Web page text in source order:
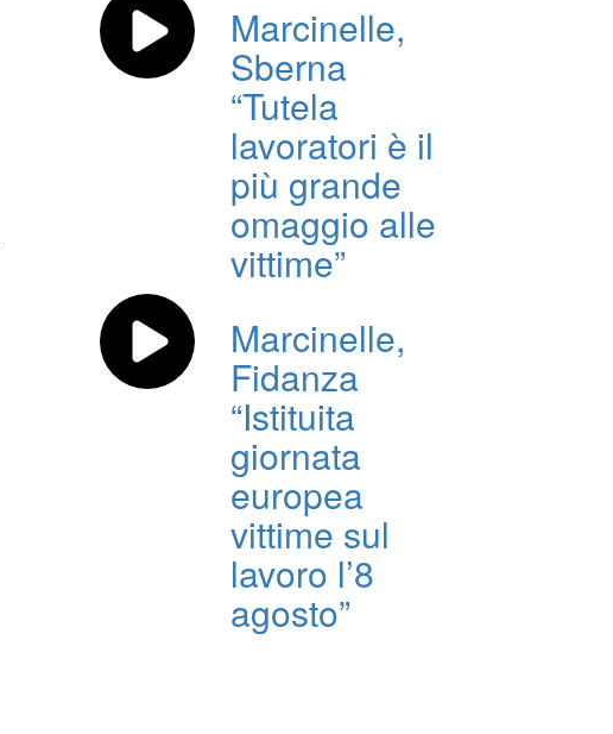
Marcinelle,
Sberna
“Tutela
lavoratori è il
più grande
omaggio alle
vittime”
Marcinelle,
Fidanza
“Istituita
giornata
europea
vittime sul
lavoro l’8
agosto”